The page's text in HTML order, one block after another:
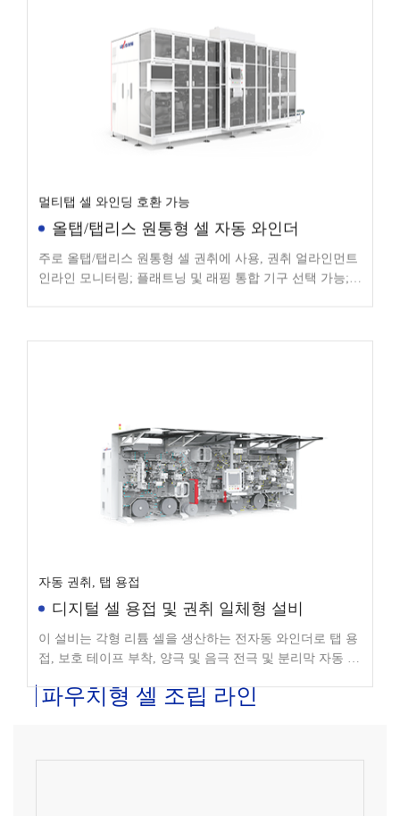
올탭/탭리스 원통형 셀 자동 와인더
인라인 모니터링; 플래트닝 및 래핑 통합 기구 선택 가능;
멀티탭 셀 권취 호환 가능(탭 폴딩 및 평탄화 기구 포함)
디지털 셀 용접 및 권취 일체형 설비
이 설비는 각형 리튬 셀을 생산하는 전자동 와인더로 탭 용
접, 보호 테이프 부착, 양극 및 음극 전극 및 분리막 자동 권
취를 수행합니다.
파우치형 셀 조립 라인